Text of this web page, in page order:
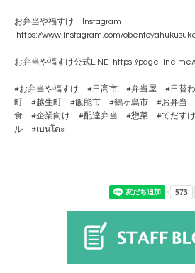
お弁当や福すけ Instagram
https://www.instagram.com/
お弁当や福すけ公式LINE https://
#お弁当や福すけ #日高市 #弁当屋 #日替
町 #越生町 #飯能市 #鶴ヶ島市 #お弁当
食 #企業向け #配達弁当 #惣菜 #てだすけ
ル #เบนโตะ